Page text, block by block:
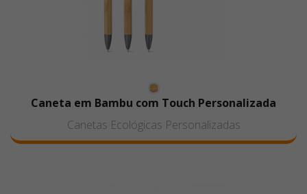
Caneta em Bambu com Touch Personalizada
Canetas Ecológicas Personalizadas